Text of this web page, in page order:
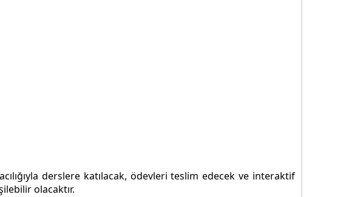
derslere katılacak, ödevleri teslim edecek ve interaktif
olacaktır.